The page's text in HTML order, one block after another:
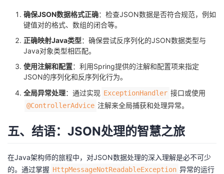
确保JSON数据格式正确：检查JSON数据是否符合规范，例如
键值对的格式、数组的闭合等。
正确映射Java类型：确保尝试反序列化的JSON数据类型与
Java对象类型相匹配。
使用注解和配置：利用Spring提供的注解和配置项来指定
JSON的序列化和反序列化行为。
全局异常处理：通过实现 ExceptionHandler 接口或使用
@ControllerAdvice 注解来全局捕获和处理异常。
五、结语：JSON处理的智慧之旅
在Java架构师的旅程中，对JSON数据处理的深入理解是必不可少
的。通过掌握 HttpMessageNotReadableException 异常的运行